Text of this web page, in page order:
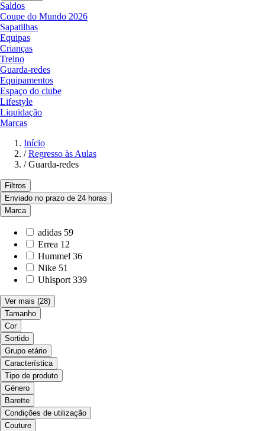
Saldos
Coupe do Mundo 2026
Sapatilhas
Equipas
Crianças
Treino
Guarda-redes
Equipamentos
Espaço do clube
Lifestyle
Liquidação
Marcas
Início
/ Regresso às Aulas
/ Guarda-redes
Filtros
Enviado no prazo de 24 horas
Marca
adidas 59
Errea 12
Hummel 36
Nike 51
Uhlsport 339
Ver mais (28)
Tamanho
Cor
Sortido
Grupo etário
Característica
Tipo de produto
Género
Barette
Condições de utilização
Couture